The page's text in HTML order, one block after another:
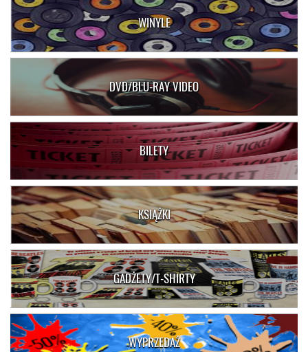
WINYLE
DVD/BLU-RAY VIDEO
BILETY
KSIĄŻKI
GADŻETY/T-SHIRTY
WYPRZEDAŻ